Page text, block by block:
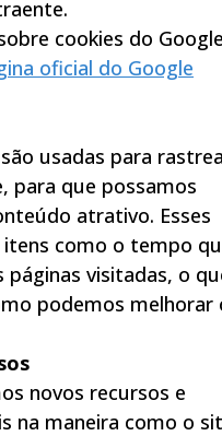
cookies do
oficial do Google
usadas para
para que possamos
atrativo. Esses
como o tempo
páginas visitadas, o
podemos melhorar
novos recursos e
na maneira como o